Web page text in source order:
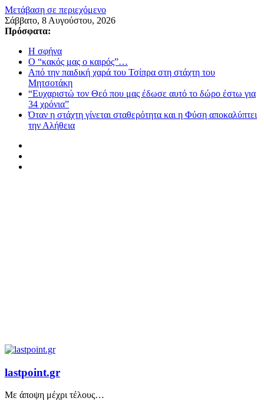
Μετάβαση σε περιεχόμενο
Σάββατο, 8 Αυγούστου, 2026
Πρόσφατα:
Η σφήνα
Ο “κακός μας ο καιρός”…
Από την παιδική χαρά του Τσίπρα στη στάχτη του
Μητσοτάκη
“Ευχαριστώ τον Θεό που μας έδωσε αυτό το δώρο έστω για
34 χρόνια”
Όταν η στάχτη γίνεται σταθερότητα και η Φύση αποκαλύπτει
την Αλήθεια
lastpoint.gr
Με άποψη μέχρι τέλους…